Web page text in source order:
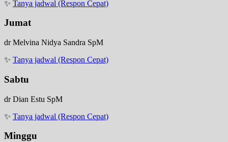
✨ Tanya jadwal (Respon Cepat)
Jumat
dr Melvina Nidya Sandra SpM
✨ Tanya jadwal (Respon Cepat)
Sabtu
dr Dian Estu SpM
✨ Tanya jadwal (Respon Cepat)
Minggu